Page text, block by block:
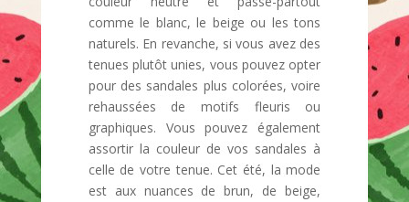
comme le blanc, le beige ou les tons
naturels. En revanche, si vous avez des
tenues plutôt unies, vous pouvez opter
pour des sandales plus colorées, voire
rehaussées de motifs fleuris ou
graphiques. Vous pouvez également
assortir la couleur de vos sandales à
celle de votre tenue. Cet été, la mode
est aux nuances de brun, de beige,